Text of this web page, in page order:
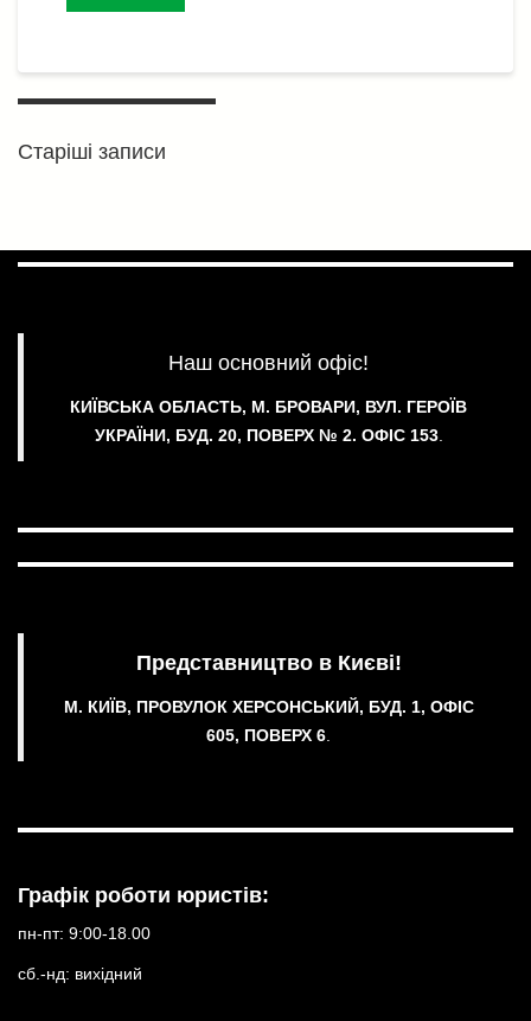
Навігація
записами
Старіші записи
Наш основний офіс!
КИЇВСЬКА ОБЛАСТЬ, М. БРОВАРИ, ВУЛ. ГЕРОЇВ
УКРАЇНИ, БУД. 20, ПОВЕРХ № 2. ОФІС 153.
Представництво в Києві!
М. КИЇВ, ПРОВУЛОК ХЕРСОНСЬКИЙ, БУД. 1, ОФІС
605, ПОВЕРХ 6
Графік роботи юристів:
пн-пт: 9:00-18.00
сб.-нд: вихідний